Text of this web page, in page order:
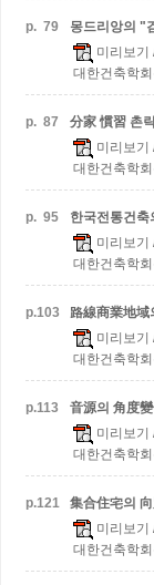
p. 79
몽드리앙의 "
미리보기
대한건축학
p. 87
分家 慣習 촌
미리보기
대한건축학
p. 95
한국전통건축
미리보기
대한건축학
p.103
路線商業地域
미리보기
대한건축학
p.113
音源의 角度
미리보기
대한건축학
p.121
集合住宅의
미리보기
대한건축학